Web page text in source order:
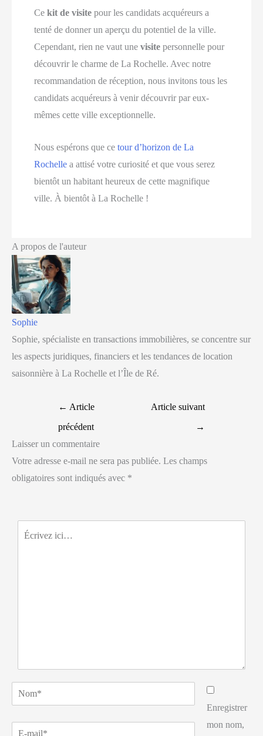
Cekit de visite pour les candidats acquéreurs a
tenté de donner un aperçu du potentiel de la ville.
Cependant, rien ne vaut unevisite personnelle pour
découvrir le charme de La Rochelle. Avec notre
recommandation de réception, nous invitons tous les
candidats acquéreurs à venir découvrir par eux-
mêmes cette ville exceptionnelle.
Nous espérons que cetour d’horizon de La
Rochelle a attisé votre curiosité et que vous serez
bientôt un habitant heureux de cette magnifique
ville. À bientôt à La Rochelle !
A propos de l'auteur
Sophie
Sophie, spécialiste en transactions immobilières, se concentre sur
les aspects juridiques, financiers et les tendances de location
saisonnière à La Rochelle et l’Île de Ré.
← Article
précédent
Article suivant
→
Laisser un commentaire
Votre adresse e-mail ne sera pas publiée. Les champs
obligatoires sont indiqués avec *
Écrivez
Nom*
E-
Enregistrer
mon nom,